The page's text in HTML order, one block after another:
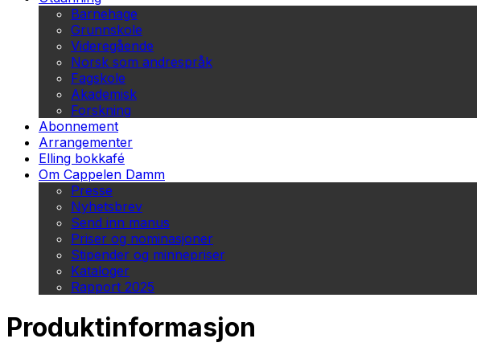
Barnehage
Grunnskole
Videregående
Norsk som andrespråk
Fagskole
Akademisk
Forskning
Abonnement
Arrangementer
Elling bokkafé
Om Cappelen Damm
Presse
Nyhetsbrev
Send inn manus
Priser og nominasjoner
Stipender og minnepriser
Kataloger
Rapport 2025
Produktinformasjon